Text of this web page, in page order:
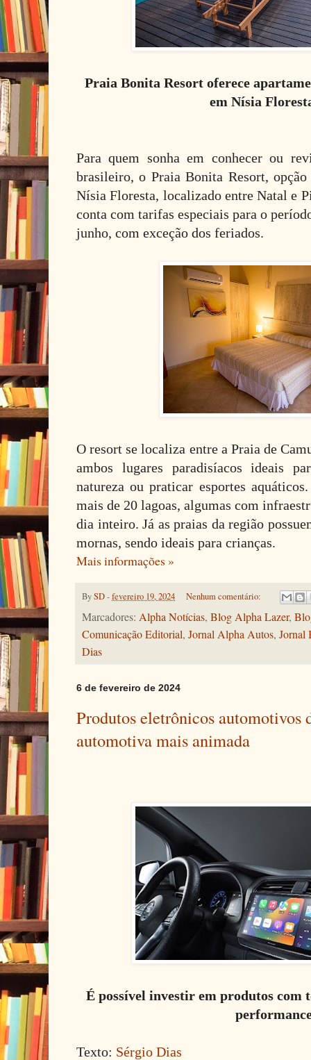
Praia Bonita Resort oferece
em Nísia
Para quem sonha em conhecer ou
brasileiro, o Praia Bonita Resort,
Nísia Floresta, localizado entre Natal e
conta com tarifas especiais para o
junho, com exceção dos feriados.
O resort se localiza entre a Praia de
ambos lugares paradisíacos ideais
natureza ou praticar esportes
mais de 20 lagoas, algumas com
dia inteiro. Já as praias da região
mornas, sendo ideais para crianças.
Mais informações »
BySD-fevereiro 19, 2024 Nenhum comentário:
Marcadores: Alpha Notícias, Blog Alpha Lazer,
Comunicação Editorial, Jornal Alpha Autos, Jornal
Dias
6 de fevereiro de 2024
Produtos eletrônicos automotivos
automotiva mais animada
É possível investir em produtos com
Texto: Sérgio Dias